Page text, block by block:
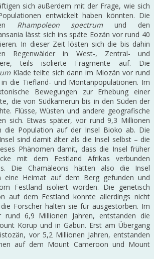
sich außerdem mit der Frage, wie sich
entwickelt haben könnten. Die
Rhampoleon spectrumund den
lässt sich ins späte Eozän vor rund 40
In dieser Zeit lösten sich die bis dahin
Regenwälder in West-, Zentral- und
teils isolierte Fragmente auf. Die
Klade teilte sich dann im Miozän vor rund
die Tiefland- und Montanpopulationen. Im
Bewegungen zur Erhebung einer
die von Südkamerun bis in den Süden der
Flüsse, Wüsten und andere geografische
sich. Etwas später, vor rund 9,3 Millionen
die Population auf der Insel Bioko ab. Die
sind damit älter als die Insel selbst – die
Phänomen damit, dass die Insel früher
mit dem Festland Afrikas verbunden
Die Chamäleons hätten also die Insel
eine Heimat auf dem Berg gefunden und
Festland isoliert worden. Die genetisch
auf dem Festland konnte allerdings nicht
Forscher halten sie für ausgestorben. Im
rund 6,9 Millionen Jahren, entstanden die
Korup und in Gabun. Erst am Übergang
vor 5,2 Millionen Jahren, entstanden
auf dem Mount Cameroon und Mount